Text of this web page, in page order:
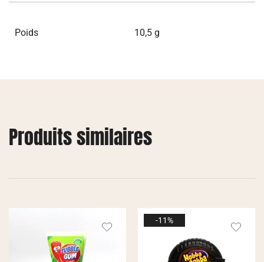
Poids 10,5 g
Produits similaires
-11%